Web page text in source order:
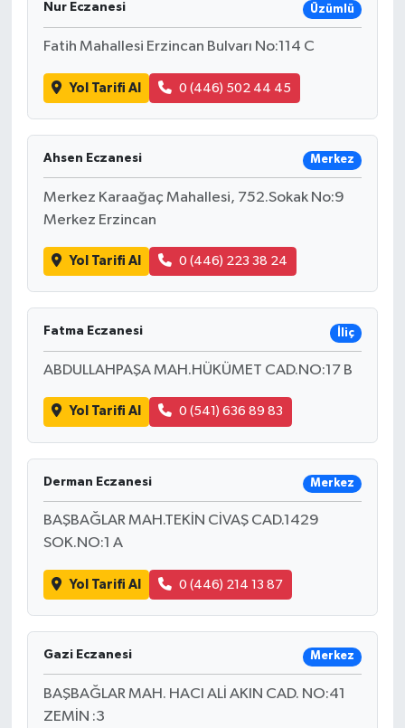
Nur Eczanesi Üzümlü
Fatih Mahallesi Erzincan Bulvarı No:114 C
Yol Tarifi Al 0 (446) 502 44 45
Ahsen Eczanesi Merkez
Merkez Karaağaç Mahallesi, 752.Sokak No:9
Merkez Erzincan
Yol Tarifi Al 0 (446) 223 38 24
Fatma Eczanesi İliç
ABDULLAHPAŞA MAH.HÜKÜMET CAD.NO:17 B
Yol Tarifi Al 0 (541) 636 89 83
Derman Eczanesi Merkez
BAŞBAĞLAR MAH.TEKİN CİVAŞ CAD.1429
SOK.NO:1 A
Yol Tarifi Al 0 (446) 214 13 87
Gazi Eczanesi Merkez
BAŞBAĞLAR MAH. HACI ALİ AKIN CAD. NO:41
ZEMİN :3